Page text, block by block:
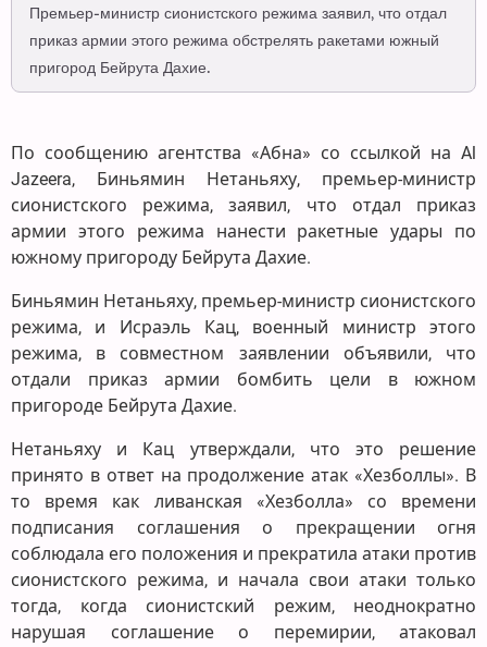
Премьер-министр сионистского режима заявил, что отдал
приказ армии этого режима обстрелять ракетами южный
пригород Бейрута Дахие.
По сообщению агентства «Абна» со ссылкой на Al
Jazeera, Биньямин Нетаньяху, премьер-министр
сионистского режима, заявил, что отдал приказ
армии этого режима нанести ракетные удары по
южному пригороду Бейрута Дахие.
Биньямин Нетаньяху, премьер-министр сионистского
режима, и Исраэль Кац, военный министр этого
режима, в совместном заявлении объявили, что
отдали приказ армии бомбить цели в южном
пригороде Бейрута Дахие.
Нетаньяху и Кац утверждали, что это решение
принято в ответ на продолжение атак «Хезболлы». В
то время как ливанская «Хезболла» со времени
подписания соглашения о прекращении огня
соблюдала его положения и прекратила атаки против
сионистского режима, и начала свои атаки только
тогда, когда сионистский режим, неоднократно
нарушая соглашение о перемирии, атаковал